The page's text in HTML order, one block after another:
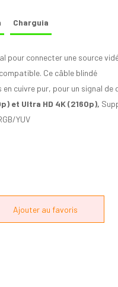
Charguia
pour connecter une source
Ce câble blindé
en cuivre pur, pour un signal de
et Ultra HD 4K (2160p),
YUV